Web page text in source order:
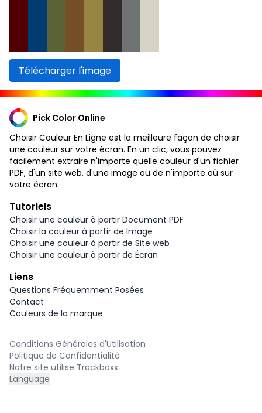
Télécharger l'image
Pick Color Online
Choisir Couleur En Ligne est la meilleure façon de choisir
une couleur sur votre écran. En un clic, vous pouvez
facilement extraire n'importe quelle couleur d'un fichier
PDF, d'un site web, d'une image ou de n'importe où sur
votre écran.
Tutoriels
Choisir une couleur à partir Document PDF
Choisir la couleur à partir de Image
Choisir une couleur à partir de Site web
Choisir une couleur à partir de Écran
Liens
Questions Fréquemment Posées
Contact
Couleurs de la marque
Conditions Générales d'Utilisation
Politique de Confidentialité
Notre site utilise Trackboxx
Language